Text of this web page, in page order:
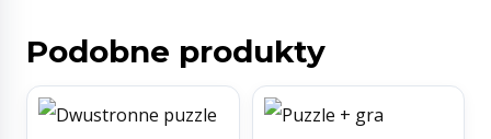
Podobne produkty